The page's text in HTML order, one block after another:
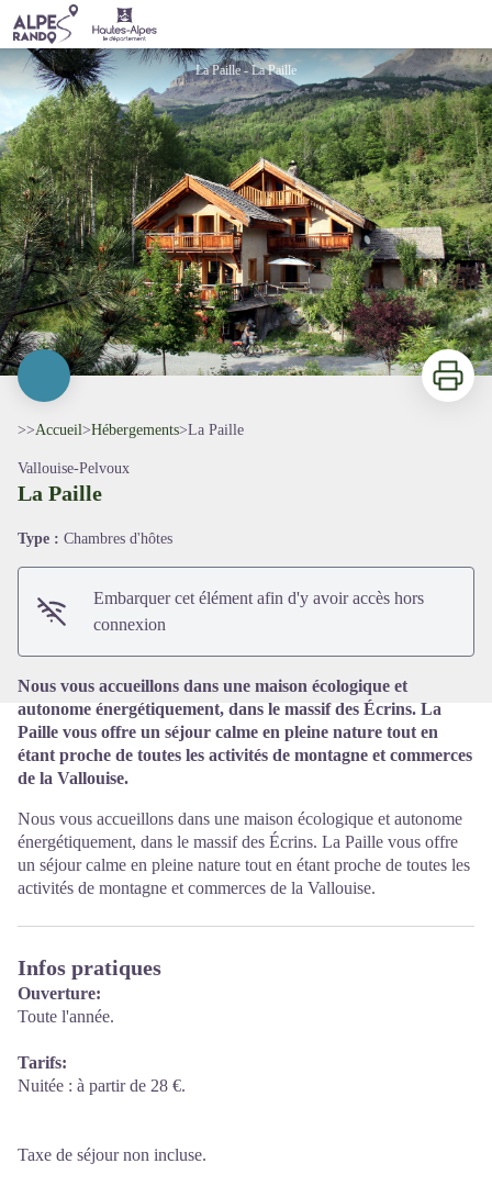
La Paille
La Paille - La Paille
Imprimer
>>Accueil>Hébergements>La Paille
Vallouise-Pelvoux
La Paille
Type : Chambres d'hôtes
Embarquer cet élément afin d'y avoir accès hors
connexion
Nous vous accueillons dans une maison écologique et
autonome énergétiquement, dans le massif des Écrins. La
Paille vous offre un séjour calme en pleine nature tout en
étant proche de toutes les activités de montagne et commerces
de la Vallouise.
Nous vous accueillons dans une maison écologique et autonome
énergétiquement, dans le massif des Écrins. La Paille vous offre
un séjour calme en pleine nature tout en étant proche de toutes les
activités de montagne et commerces de la Vallouise.
Infos pratiques
Ouverture:
Toute l'année.
Tarifs:
Nuitée : à partir de 28 €.
Taxe de séjour non incluse.